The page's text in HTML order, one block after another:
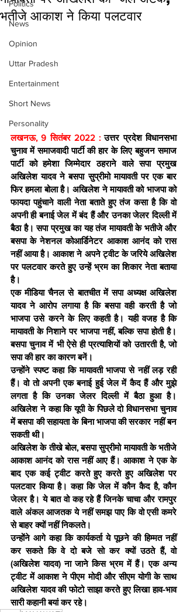
Politics
News
Opinion
Uttar Pradesh
Entertainment
Short News
Personality
भतीजे आकाश ने किया पलटवार
लखनऊ, 9 सितंबर 2022 : उत्तर प्रदेश विधानसभा
चुनाव में समाजवादी पार्टी की हार के लिए बहुजन समाज
पार्टी को हमेशा जिम्मेदार ठहराने वाले सपा प्रमुख
अखिलेश यादव ने बसपा सुप्रीमो मायावती पर एक बार
फिर हमला बोला है। अखिलेश ने मायावती को भाजपा को
फायदा पहुंचाने वाली नेता बताते हुए तंज कसा है कि वो
अपनी ही बनाई जेल में बंद हैं और उनका जेलर दिल्ली में
बैठा है। सपा प्रमुख का यह तंज मायावती के भतीजे और
बसपा के नेशनल कोआर्डिनेटर आकाश आनंद को रास
नहीं आया है। आकाश ने अपने ट्वीट के जरिये अखिलेश
पर पलटवार करते हुए उन्हें भ्रम का शिकार नेता बताया
है।
एक मीडिया चैनल से बातचीत में सपा अध्यक्ष अखिलेश
यादव ने आरोप लगाया है कि बसपा वही करती है जो
भाजपा उसे करने के लिए कहती है। यही वजह है कि
मायावती के निशाने पर भाजपा नहीं, बल्कि सपा होती है।
बसपा चुनाव में भी ऐसे ही प्रत्याशियों को उतारती है, जो
सपा की हार का कारण बनें।
उन्होंने स्पष्ट कहा कि मायावती भाजपा से नहीं लड़ रही
हैं। वो तो अपनी एक बनाई हुई जेल में कैद हैं और मुझे
लगता है कि उनका जेलर दिल्ली में बैठा हुआ है।
अखिलेश ने कहा कि यूपी के पिछले दो विधानसभा चुनाव
में बसपा की सहायता के बिना भाजपा की सरकार नहीं बन
सकती थी।
अखिलेश के तीखे बोल, बसपा सुप्रीमो मायावती के भतीजे
आकाश आनंद को रास नहीं आए हैं। आकाश ने एक के
बाद एक कई ट्वीट करते हुए करते हुए अखिलेश पर
पलटवार किया है। कहा कि जेल में कौन कैद है, कौन
जेलर है। ये बात वो कह रहे हैं जिनके चाचा और रामपुर
वाले अंकल आजतक ये नहीं समझ पाए कि वो एसी कमरे
से बाहर क्यों नहीं निकलते।
उन्होंने आगे कहा कि कार्यकर्ता ये पूछने की हिम्मत नहीं
कर सकते कि वे दो बजे सो कर क्यों उठते हैं, वो
(अखिलेश यादव) ना जाने किस भ्रम में हैं। एक अन्य
ट्वीट में आकाश ने पीएम मोदी और सीएम योगी के साथ
अखिलेश यादव की फोटो साझा करते हुए लिखा हाव-भाव
सारी कहानी बयां कर रहे।